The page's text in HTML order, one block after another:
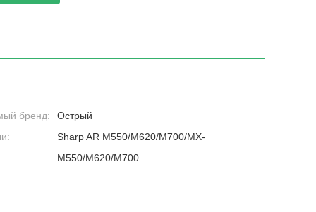
бренд:
Острый
Sharp AR M550/M620/M700/MX-
M550/M620/M700